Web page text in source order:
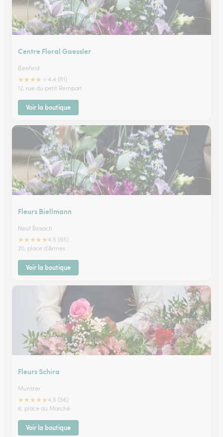
Centre Floral Gaessler
Benfeld
★★★★
4.4 (51)
12, rue du petit Rempart
Voir la boutique
Fleurs Biellmann
Neuf Brisach
★★★★★4.5 (65)
20, place d'Armes
Voir la boutique
Fleurs Schira
Munster
★★★★★4.5 (56)
6, place du Marché
Voir la boutique